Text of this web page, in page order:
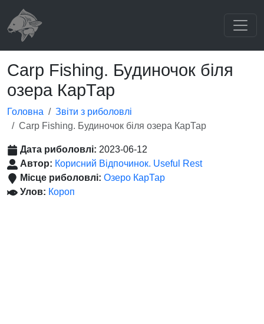
Carp Fishing. Будиночок біля
озера КарТар
Головна
Звіти з риболовлі
Carp Fishing. Будиночок біля озера КарТар
Дата риболовлі: 2023-06-12
Автор: Корисний Відпочинок. Useful Rest
Місце риболовлі: Озеро КарТар
Улов: Короп